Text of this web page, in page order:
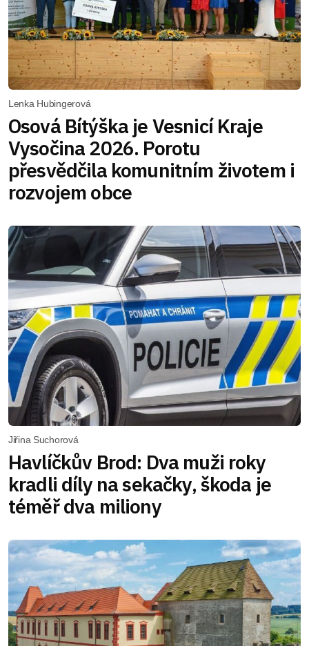
Lenka Hubingerová
Osová Bítýška je Vesnicí Kraje
Vysočina 2026. Porotu
přesvědčila komunitním životem i
rozvojem obce
Jiřina Suchorová
Havlíčkův Brod: Dva muži roky
kradli díly na sekačky, škoda je
téměř dva miliony